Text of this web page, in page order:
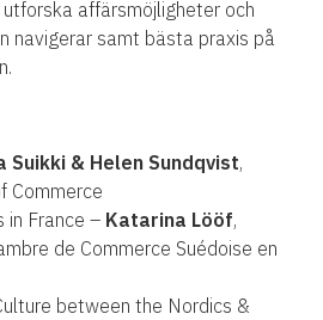
affärsmöjligheter och
navigerar samt bästa praxis på
Suikki & Helen Sundqvist,
Commerce
in France – Katarina Lööf,
de Commerce Suédoise en
between the Nordics &